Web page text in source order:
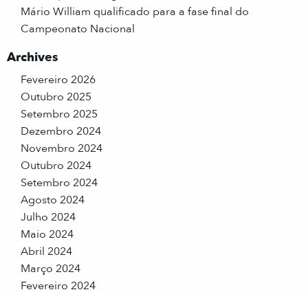
Mário William qualificado para a fase final do
Campeonato Nacional
Archives
Fevereiro 2026
Outubro 2025
Setembro 2025
Dezembro 2024
Novembro 2024
Outubro 2024
Setembro 2024
Agosto 2024
Julho 2024
Maio 2024
Abril 2024
Março 2024
Fevereiro 2024